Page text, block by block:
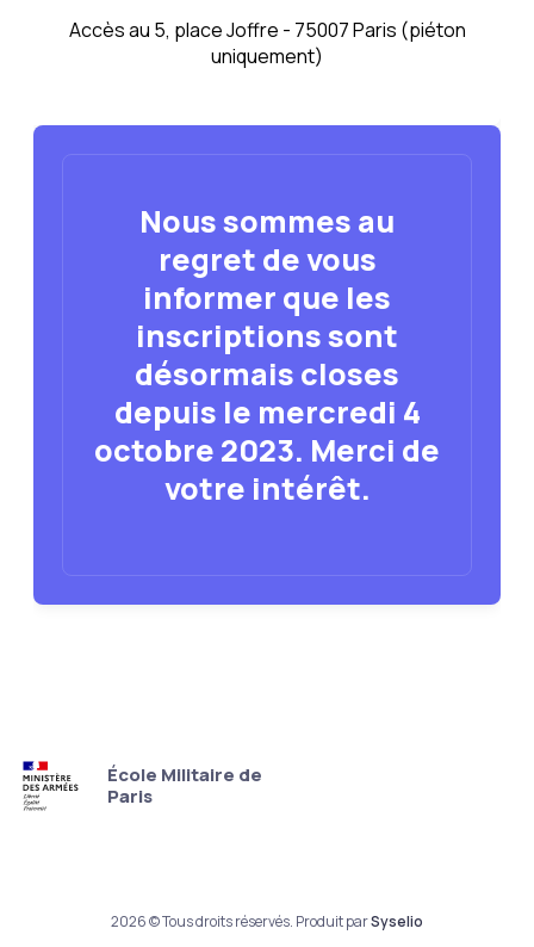
Accès au 5, place Joffre - 75007 Paris (piéton
uniquement)
Nous sommes au
regret de vous
informer que les
inscriptions sont
désormais closes
depuis le mercredi 4
octobre 2023. Merci de
votre intérêt.
École Militaire de
Paris
2026 © Tous droits réservés. Produit parSyselio